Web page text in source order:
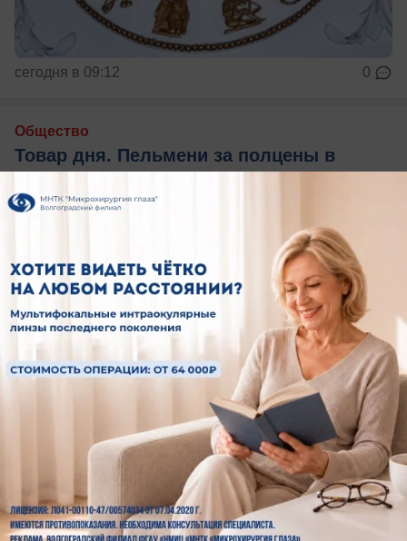
сегодня в 09:12 0
Общество
Товар дня. Пельмени за полцены в
сегодня в 09:00 0